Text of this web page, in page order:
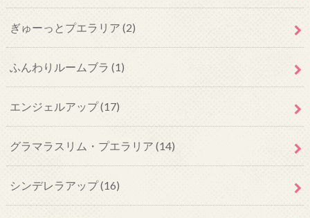
ぎゅーっとプエラリア (2)
ふんわりルームブラ (1)
エンジェルアップ(17)
グラマラスリム・プエラリア (14)
シンデレラアップ(16)